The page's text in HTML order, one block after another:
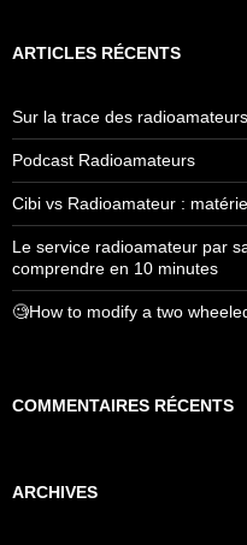
ARTICLES RÉCENTS
Sur la trace des
Podcast Radioamateurs
Cibi vs Radioamateur :
Le service radioamateur par
comprendre en 10 minutes
🧐How to modify a two
COMMENTAIRES RÉCENTS
ARCHIVES